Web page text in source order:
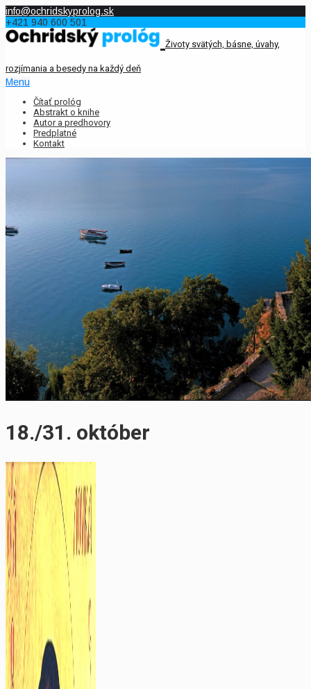
info@ochridskyprolog.sk
+421 940 600 501
Životy svätých, básne, úvahy,
rozjímania a besedy na každý deň
Menu
Čítať prológ
Abstrakt o knihe
Autor a predhovory
Predplatné
Kontakt
18./31. október